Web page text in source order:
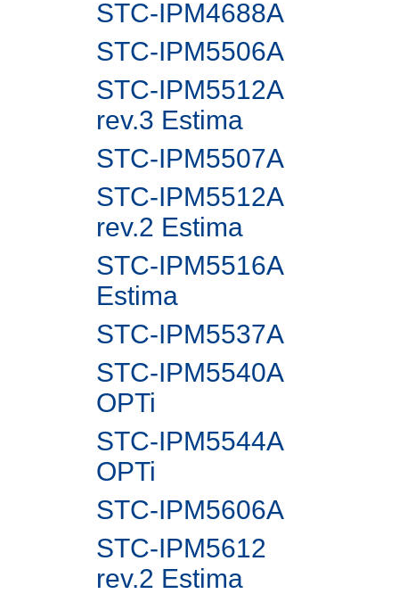
STC-IPM4688A
STC-IPM5506A
STC-IPM5512A
rev.3 Estima
STC-IPM5507A
STC-IPM5512A
rev.2 Estima
STC-IPM5516A
Estima
STC-IPM5537A
STC-IPM5540A
OPTi
STC-IPM5544A
OPTi
STC-IPM5606A
STC-IPM5612
rev.2 Estima